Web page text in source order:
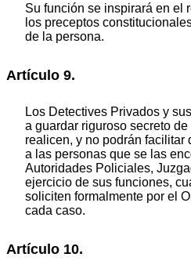
Su función se inspirará en el
los preceptos
de la persona.
Artículo 9.
Los Detectives Privados y
a guardar riguroso secreto
realicen, y no podrán facilitar
a las personas que se las
Autoridades Policiales,
ejercicio de sus funciones,
soliciten formalmente por el
cada caso.
Artículo 10.